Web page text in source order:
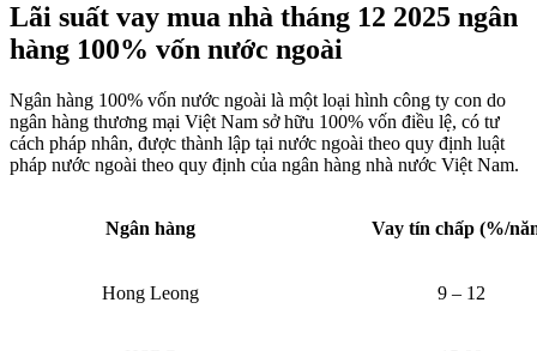
Lãi suất vay mua nhà tháng 12 2025 ngân
hàng 100% vốn nước ngoài
Ngân hàng 100% vốn nước ngoài là một loại hình công ty con do
ngân hàng thương mại Việt Nam sở hữu 100% vốn điều lệ, có tư
cách pháp nhân, được thành lập tại nước ngoài theo quy định luật
pháp nước ngoài theo quy định của ngân hàng nhà nước Việt Nam.
Ngân hàng Vay tín chấp (%/
Hong Leong 9 – 12